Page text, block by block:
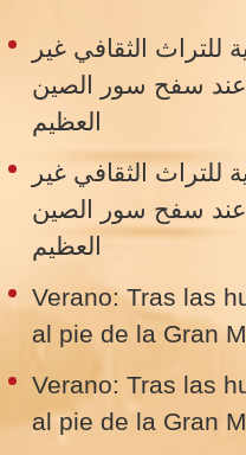
الثقافي غير
سفح سور الصين
العظيم
الثقافي غير
سفح سور الصين
العظيم
Verano: Tras las
al pie de la Gran
Verano: Tras las
al pie de la Gran